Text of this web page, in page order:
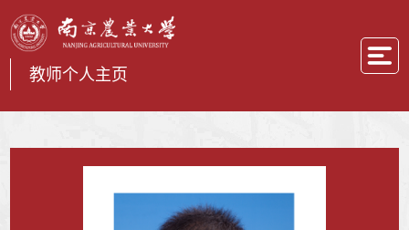
教师个人主页